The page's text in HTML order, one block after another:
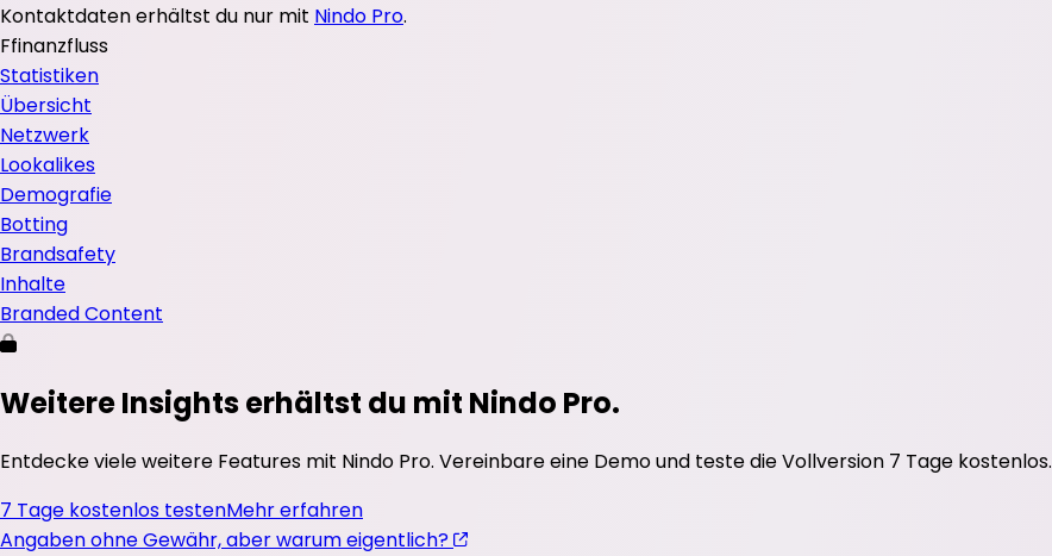
Kontaktdaten erhältst du nur mit Nindo Pro.
Ffinanzfluss
Statistiken
Übersicht
Netzwerk
Lookalikes
Demografie
Botting
Brandsafety
Inhalte
Branded Content
Weitere Insights erhältst du mit Nindo Pro.
Entdecke viele weitere Features mit Nindo Pro. Vereinbare eine Demo und teste die Vollversion 7 Tage kostenlos.
7 Tage kostenlos testenMehr erfahren
Angaben ohne Gewähr, aber warum eigentlich?